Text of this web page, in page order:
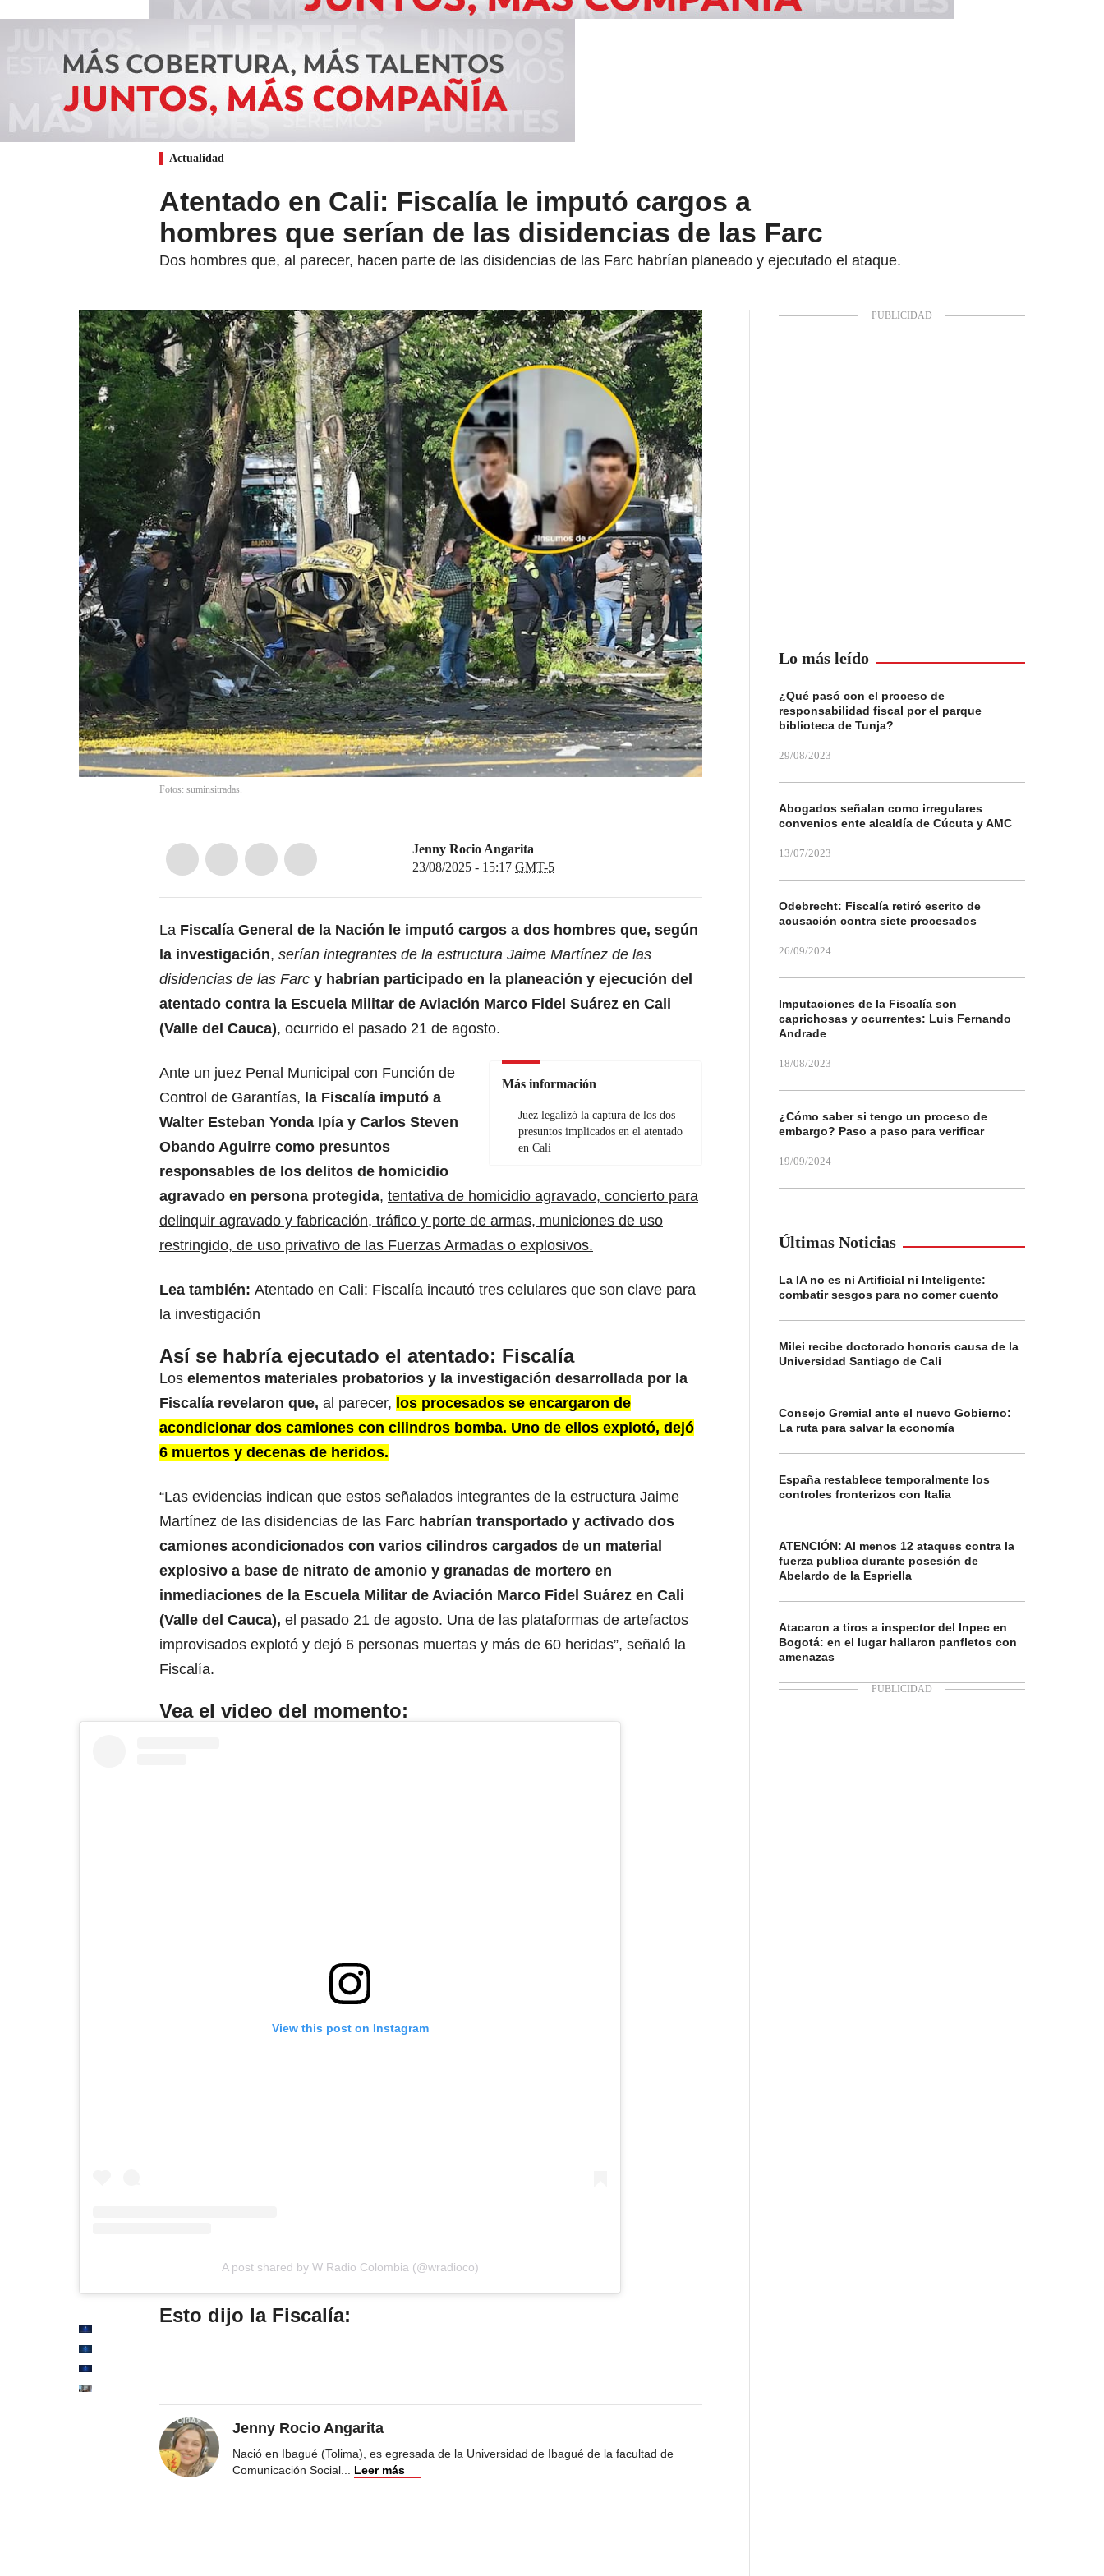
Actualidad
Atentado en Cali: Fiscalía le imputó cargos a
hombres que serían de las disidencias de las Farc
Dos hombres que, al parecer, hacen parte de las disidencias de las Farc habrían planeado y ejecutado el ataque.
Fotos: suminsitradas.
Jenny Rocio Angarita
23/08/2025 - 15:17 GMT-5
La Fiscalía General de la Nación le imputó cargos a dos hombres que, según
la investigación, serían integrantes de la estructura Jaime Martínez de las
disidencias de las Farc y habrían participado en la planeación y ejecución del
atentado contra la Escuela Militar de Aviación Marco Fidel Suárez en Cali
(Valle del Cauca), ocurrido el pasado 21 de agosto.
Más información
Juez legalizó la captura de los dos
presuntos implicados en el atentado
en Cali
Ante un juez Penal Municipal con Función de
Control de Garantías, la Fiscalía imputó a
Walter Esteban Yonda Ipía y Carlos Steven
Obando Aguirre como presuntos
responsables de los delitos de homicidio
agravado en persona protegida, tentativa de homicidio agravado, concierto para
delinquir agravado y fabricación, tráfico y porte de armas, municiones de uso
restringido, de uso privativo de las Fuerzas Armadas o explosivos.
Lea también: Atentado en Cali: Fiscalía incautó tres celulares que son clave para
la investigación
Así se habría ejecutado el atentado: Fiscalía
Los elementos materiales probatorios y la investigación desarrollada por la
Fiscalía revelaron que, al parecer, los procesados se encargaron de
acondicionar dos camiones con cilindros bomba. Uno de ellos explotó, dejó
6 muertos y decenas de heridos.
“Las evidencias indican que estos señalados integrantes de la estructura Jaime
Martínez de las disidencias de las Farc habrían transportado y activado dos
camiones acondicionados con varios cilindros cargados de un material
explosivo a base de nitrato de amonio y granadas de mortero en
inmediaciones de la Escuela Militar de Aviación Marco Fidel Suárez en Cali
(Valle del Cauca), el pasado 21 de agosto. Una de las plataformas de artefactos
improvisados explotó y dejó 6 personas muertas y más de 60 heridas”, señaló la
Fiscalía.
Vea el video del momento:
View this post on Instagram
A post shared by W Radio Colombia (@wradioco)
Esto dijo la Fiscalía:
Jenny Rocio Angarita
Nació en Ibagué (Tolima), es egresada de la Universidad de Ibagué de la facultad de
Comunicación Social
Leer más
Lo más leído
¿Qué pasó con el proceso de
responsabilidad fiscal por el parque
biblioteca de Tunja?
29/08/2023
Abogados señalan como irregulares
convenios ente alcaldía de Cúcuta y AMC
13/07/2023
Odebrecht: Fiscalía retiró escrito de
acusación contra siete procesados
26/09/2024
Imputaciones de la Fiscalía son
caprichosas y ocurrentes: Luis Fernando
Andrade
18/08/2023
¿Cómo saber si tengo un proceso de
embargo? Paso a paso para verificar
19/09/2024
Últimas Noticias
La IA no es ni Artificial ni Inteligente:
combatir sesgos para no comer cuento
Milei recibe doctorado honoris causa de la
Universidad Santiago de Cali
Consejo Gremial ante el nuevo Gobierno:
La ruta para salvar la economía
España restablece temporalmente los
controles fronterizos con Italia
ATENCIÓN: Al menos 12 ataques contra la
fuerza publica durante posesión de
Abelardo de la Espriella
Atacaron a tiros a inspector del Inpec en
Bogotá: en el lugar hallaron panfletos con
amenazas